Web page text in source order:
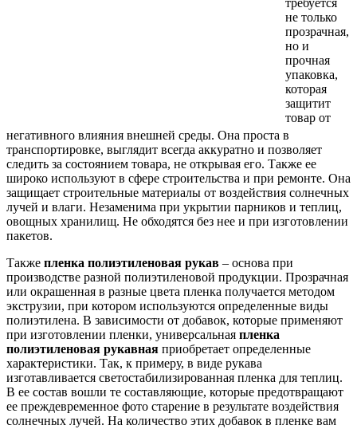
требуется
не только
прозрачная,
но и
прочная
упаковка,
которая
защитит
товар от
негативного влияния внешней среды. Она проста в
транспортировке, выглядит всегда аккуратно и позволяет
следить за состоянием товара, не открывая его. Также ее
широко используют в сфере строительства и при ремонте. Она
защищает строительные материалы от воздействия солнечных
лучей и влаги. Незаменима при укрытии парников и теплиц,
овощных хранилищ. Не обходятся без нее и при изготовлении
пакетов.
Также пленка полиэтиленовая рукав – основа при
производстве разной полиэтиленовой продукции. Прозрачная
или окрашенная в разные цвета пленка получается методом
экструзии, при котором используются определенные виды
полиэтилена. В зависимости от добавок, которые применяют
при изготовлении пленки, универсальная пленка
полиэтиленовая рукавная приобретает определенные
характеристики. Так, к примеру, в виде рукава
изготавливается светостабилизированная пленка для теплиц.
В ее состав вошли те составляющие, которые предотвращают
ее преждевременное фото старение в результате воздействия
солнечных лучей. На количество этих добавок в пленке вам